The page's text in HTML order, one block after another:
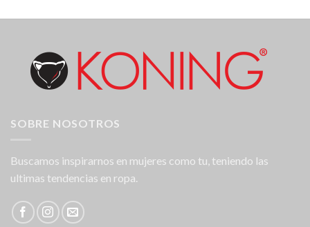
SOBRE NOSOTROS
Buscamos inspirarnos en mujeres como tu, teniendo las
ultimas tendencias en ropa.